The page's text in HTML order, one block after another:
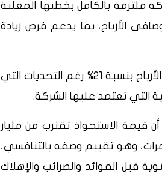
ملتزمة بالكامل بخطتها المعلنة
وصافي الأرباح، بما يدعم فرص زيادة
وأشار إلى أن نتائج الربع الأول من العام أظهرت نموًا في صافي الأرباح بنسبة 21% رغم التحديات التي
التي تعتمد عليها الشركة.
قيمة الاستحواذ تقترب من مليار
وهو تقييم وصفه بالتنافسي،
إلى الأرباح السنوية قبل الفوائد والضرائب والإهلاك